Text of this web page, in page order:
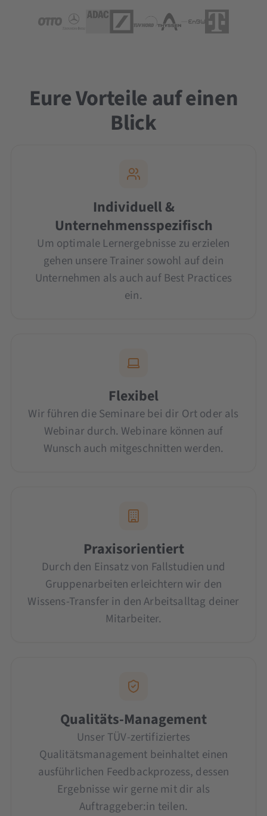
Eure Vorteile auf einen
Blick
Individuell &
Unternehmensspezifisch
Um optimale Lernergebnisse zu erzielen
gehen unsere Trainer sowohl auf dein
Unternehmen als auch auf Best Practices
ein.
Flexibel
Wir führen die Seminare bei dir Ort oder als
Webinar durch. Webinare können auf
Wunsch auch mitgeschnitten werden.
Praxisorientiert
Durch den Einsatz von Fallstudien und
Gruppenarbeiten erleichtern wir den
Wissens-Transfer in den Arbeitsalltag deiner
Mitarbeiter.
Qualitäts-Management
Unser TÜV-zertifiziertes
Qualitätsmanagement beinhaltet einen
ausführlichen Feedbackprozess, dessen
Ergebnisse wir gerne mit dir als
Auftraggeber:in teilen.